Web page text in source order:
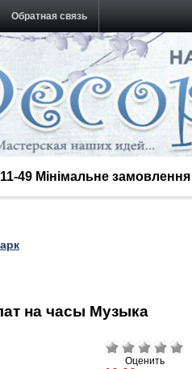
Обратная связь
49 Мінімальне
на часы Музыка
Оценить